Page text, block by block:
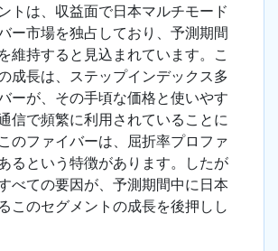
トは、収益面で日本マルチモード
ー市場を独占しており、予測期間
維持すると見込まれています。こ
成長は、ステップインデックス多
ーが、その手頃な価格と使いやす
信で頻繁に利用されていることに
のファイバーは、屈折率プロファ
るという特徴があります。したが
べての要因が、予測期間中に日本
このセグメントの成長を後押しし